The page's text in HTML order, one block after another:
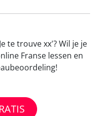
te trouve xx'? Wil je je
Franse lessen en